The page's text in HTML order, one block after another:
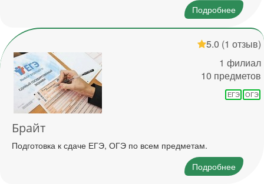
Подробнее
5.0 (1 отзыв)
1 филиал
10 предметов
ЕГЭ ОГЭ
Брайт
Подготовка к сдаче ЕГЭ, ОГЭ по всем предметам.
Подробнее